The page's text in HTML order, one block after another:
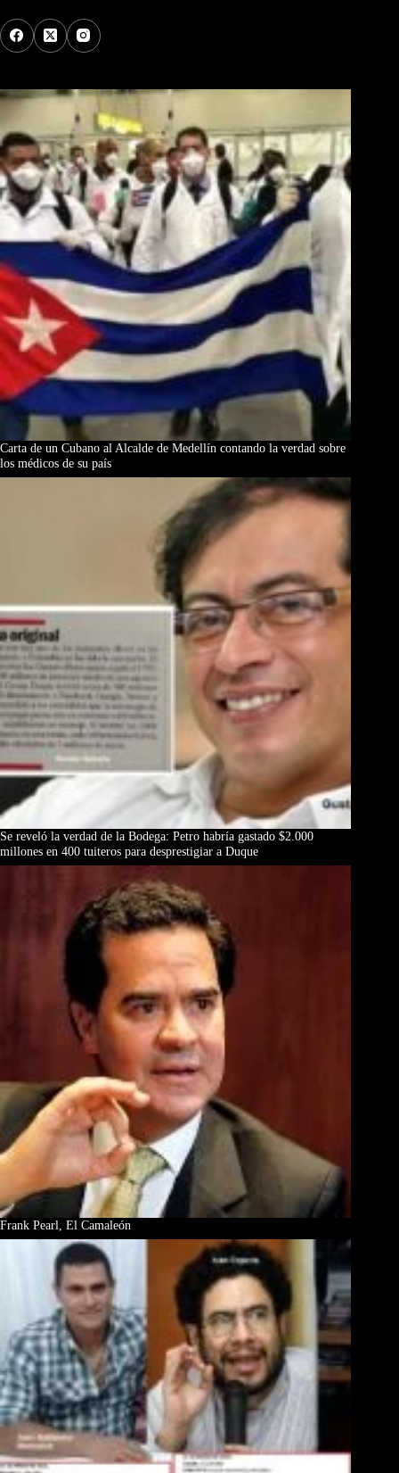
Carta de un Cubano al Alcalde de Medellín contando la verdad sobre
los médicos de su país
Se reveló la verdad de la Bodega: Petro habría gastado $2.000
millones en 400 tuiteros para desprestigiar a Duque
Frank Pearl, El Camaleón